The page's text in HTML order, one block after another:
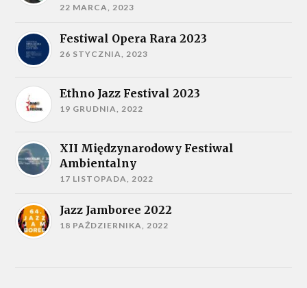
22 MARCA, 2023
Festiwal Opera Rara 2023
26 STYCZNIA, 2023
Ethno Jazz Festival 2023
19 GRUDNIA, 2022
XII Międzynarodowy Festiwal
Ambientalny
17 LISTOPADA, 2022
Jazz Jamboree 2022
18 PAŹDZIERNIKA, 2022